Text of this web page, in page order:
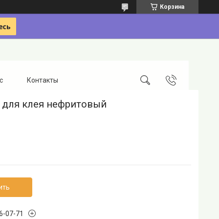
Корзина
Контакты
клея нефритовый
07-71